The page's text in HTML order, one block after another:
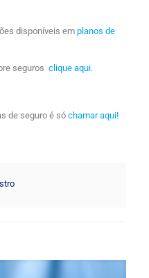
disponíveis em planos de
seguros clique aqui.
de seguro é só chamar aqui!